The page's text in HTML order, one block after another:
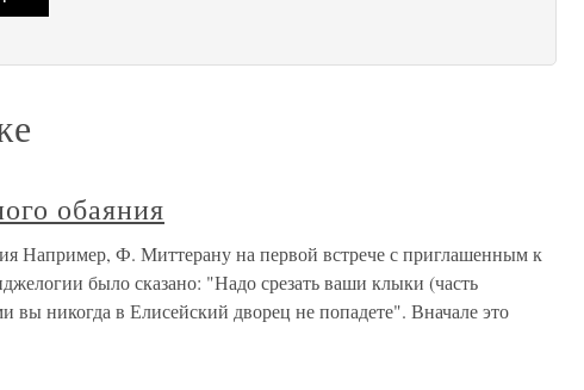
обаяния
Например, Ф. Миттерану на первой встрече с приглашенным к
было сказано: "Надо срезать ваши клыки (часть
вы никогда в Елисейский дворец не попадете". Вначале это